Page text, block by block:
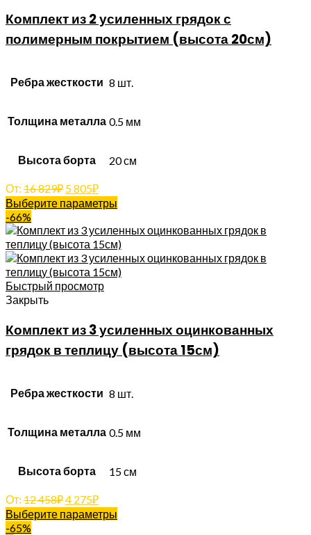
Комплект из 2 усиленных грядок с
полимерным покрытием (высота 20см)
Ребра жесткости 8 шт.
Толщина металла 0.5 мм
Высота борта 20 см
От: 16 829₽ 5 805₽
Выберите параметры
-66%
Быстрый просмотр
Закрыть
Комплект из 3 усиленных оцинкованных
грядок в теплицу (высота 15см)
Ребра жесткости 8 шт.
Толщина металла 0.5 мм
Высота борта 15 см
От: 12 458₽4 275₽
Выберите параметры
-65%